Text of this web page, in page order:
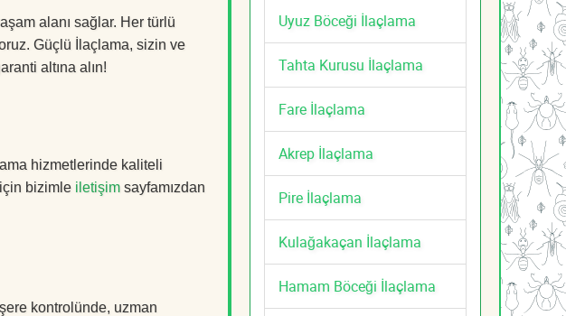
alanı sağlar. Her türlü
Güçlü İlaçlama, sizin ve
altına alın!
hizmetlerinde kaliteli
bizimle iletişim sayfamızdan
kontrolünde, uzman
Uyuz Böceği İlaçlama
Tahta Kurusu İlaçlama
Fare İlaçlama
Akrep İlaçlama
Pire İlaçlama
Kulağakaçan İlaçlama
Hamam Böceği İlaçlama